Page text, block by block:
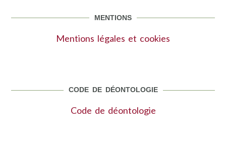
MENTIONS
Mentions légales et cookies
CODE DE DÉONTOLOGIE
Code de déontologie